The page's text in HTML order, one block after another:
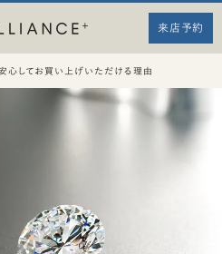
来店予約
心してお買い上げいただける理由